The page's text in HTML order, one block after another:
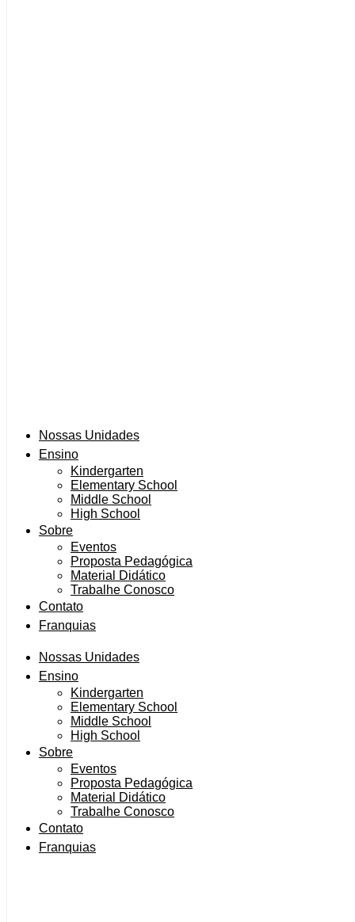
Nossas Unidades
Ensino
Kindergarten
Elementary School
Middle School
High School
Sobre
Eventos
Proposta Pedagógica
Material Didático
Trabalhe Conosco
Contato
Franquias
Nossas Unidades
Ensino
Kindergarten
Elementary School
Middle School
High School
Sobre
Eventos
Proposta Pedagógica
Material Didático
Trabalhe Conosco
Contato
Franquias